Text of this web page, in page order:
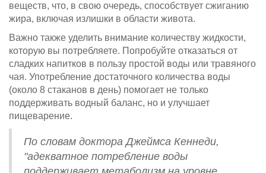
веществ, что, в свою очередь, способствует сжиганию
жира, включая излишки в области живота.
Важно также уделить внимание количеству жидкости,
которую вы потребляете. Попробуйте отказаться от
сладких напитков в пользу простой воды или травяного
чая. Употребление достаточного количества воды
(около 8 стаканов в день) помогает не только
поддерживать водный баланс, но и улучшает
пищеварение.
По словам доктора Джеймса Кеннеди,
"адекватное потребление воды